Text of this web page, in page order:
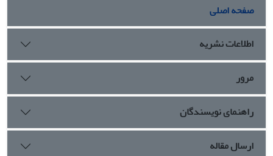
صفحه اصلی
اطلاعات نشریه
مرور
راهنمای نویسندگان
ارسال مقاله